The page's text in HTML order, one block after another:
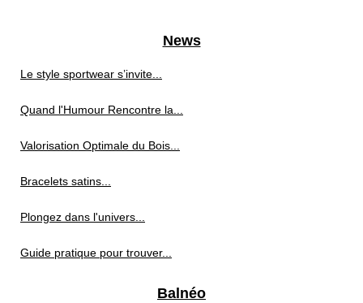
News
Le style sportwear s’invite...
Quand l'Humour Rencontre la...
Valorisation Optimale du Bois...
Bracelets satins...
Plongez dans l'univers...
Guide pratique pour trouver...
Balnéo